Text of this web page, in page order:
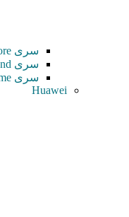
سری Explore
سری Extend
سری Extreme
Huawei